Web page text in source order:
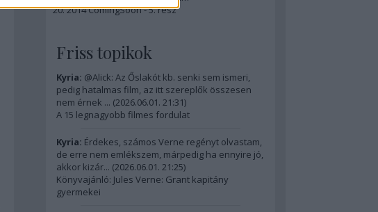
2014 ComingSoon - 5. rész
Friss topikok
Kyria: @Alick: Az Őslakót kb. senki sem ismeri,
pedig hatalmas film, az itt szereplők összesen
nem érnek ... (2026.06.01. 21:31)
A 15 legnagyobb filmes fordulat
Kyria: Érdekes, számos Verne regényt olvastam,
de erre nem emlékszem, márpedig ha ennyire jó,
akkor kizár... (2026.06.01. 21:25)
Könyvajánló: Jules Verne: Grant kapitány
gyermekei